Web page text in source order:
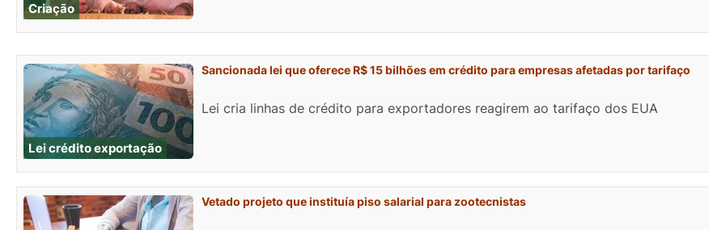
Criação
Lei crédito exportação
Sancionada lei que oferece R$ 15 bilhões em crédito para empresas afetadas por tarifaço
Lei cria linhas de crédito para exportadores reagirem ao tarifaço dos EUA
Vetado projeto que instituía piso salarial para zootecnistas